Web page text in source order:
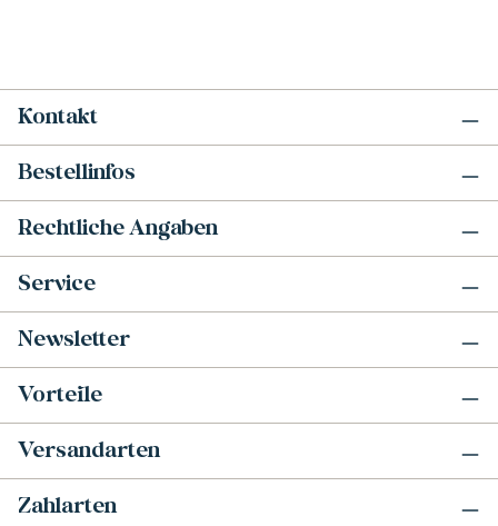
Kontakt
Bestellinfos
Rechtliche Angaben
Service
Newsletter
Vorteile
Versandarten
Zahlarten